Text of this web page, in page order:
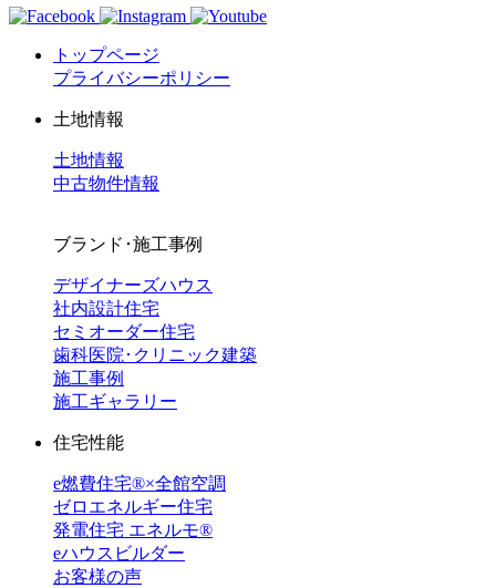
トップページ
プライバシーポリシー
土地情報
土地情報
中古物件情報
ブランド･施工事例
デザイナーズハウス
社内設計住宅
セミオーダー住宅
歯科医院･クリニック建築
施工事例
施工ギャラリー
住宅性能
e燃費住宅®︎×全館空調
ゼロエネルギー住宅
発電住宅 エネルモ®
eハウスビルダー
お客様の声